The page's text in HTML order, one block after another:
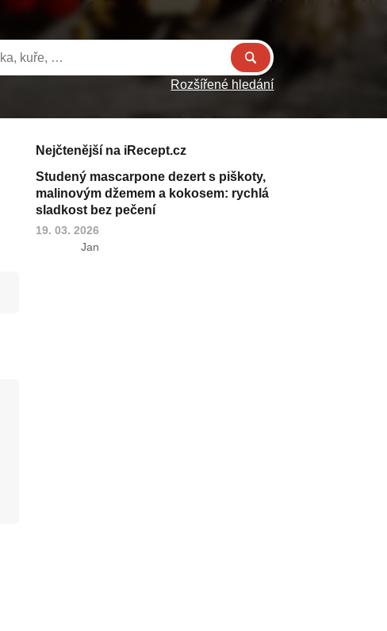
Rozšířené hledání
Nejčtenější na iRecept.cz
Studený mascarpone dezert s piškoty,
malinovým džemem a kokosem: rychlá
sladkost bez pečení
19. 03. 2026
Jan